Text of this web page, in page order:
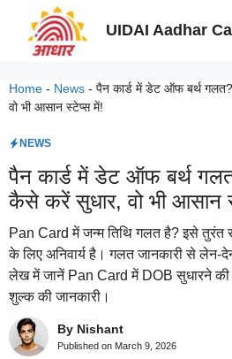
UIDAI Aadhar
Home - News - पैन कार्ड में डेट ऑफ बर्थ
वो भी आसान स्टेप्स में!
NEWS
पैन कार्ड में डेट ऑफ बर्थ
कैसे करें सुधार, वो भी आसान
Pan Card में जन्म तिथि गलत है? इसे तुरंत
के लिए अनिवार्य है। गलत जानकारी से लेन-
लेख में जानें Pan Card में DOB सुधारने की
शुल्क की जानकारी।
By Nishant
Published on March 9, 2026